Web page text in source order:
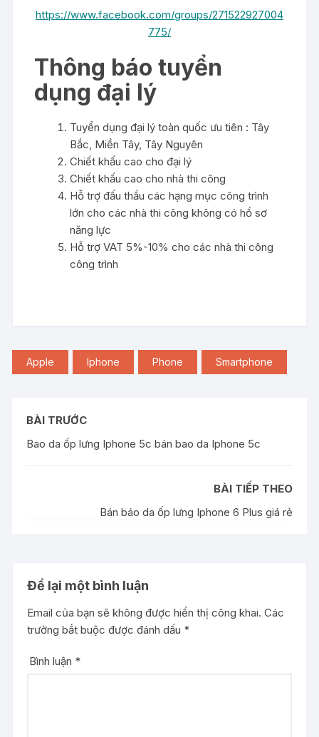
https://www.facebook.com/groups/271522927004
775/
Thông báo tuyển
dụng đại lý
Tuyển dụng đại lý toàn quốc ưu tiên : Tây
Bắc, Miền Tây, Tây Nguyên
Chiết khấu cao cho đại lý
Chiết khấu cao cho nhà thi công
Hỗ trợ đấu thầu các hạng mục công trình
lớn cho các nhà thi công không có hồ sơ
năng lực
Hỗ trợ VAT 5%-10% cho các nhà thi công
công trình
Apple Iphone Phone Smartphone
BÀI TRƯỚC
Bao da ốp lưng Iphone 5c bán bao da Iphone 5c
BÀI TIẾP THEO
Bán báo da ốp lưng Iphone 6 Plus giá rẻ
Để lại một bình luận
Email của bạn sẽ không được hiển thị công khai. Các
trường bắt buộc được đánh dấu *
Bình luận *